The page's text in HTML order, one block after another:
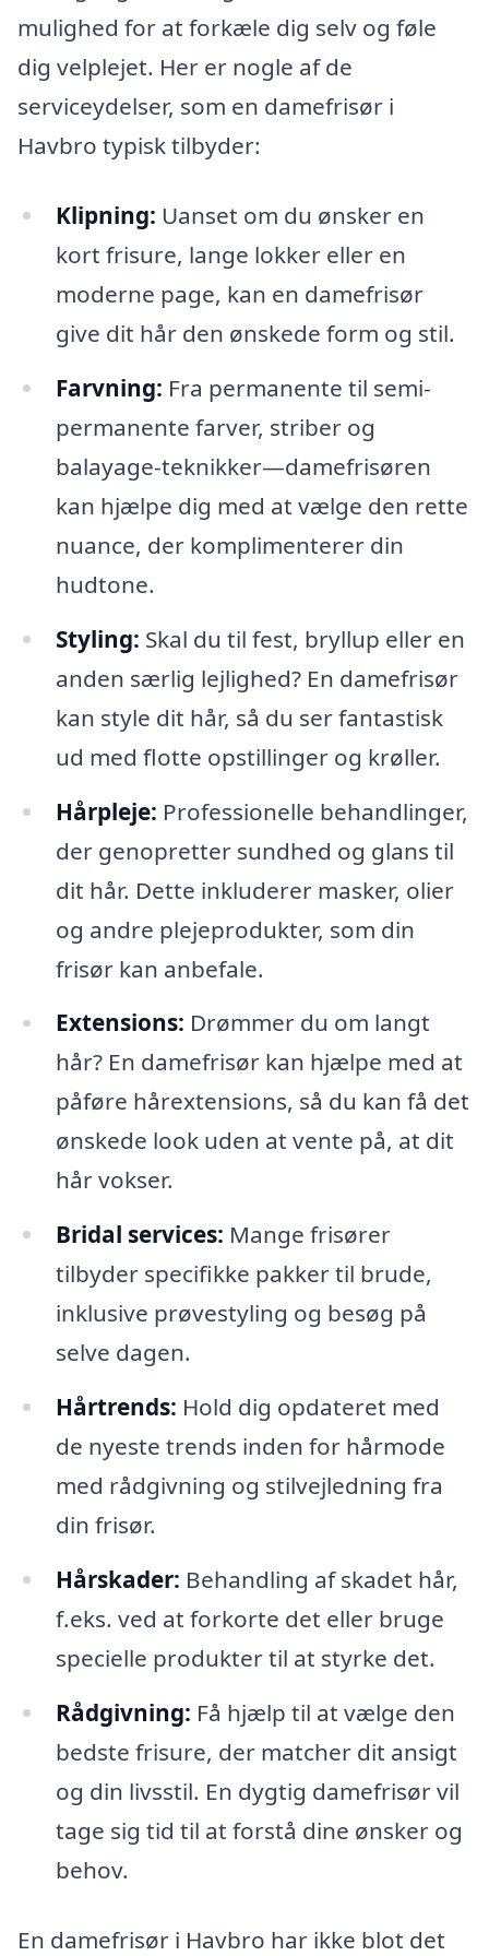
mulighed for at forkæle dig selv og føle
dig velplejet. Her er nogle af de
serviceydelser, som en damefrisør i
Havbro typisk tilbyder:
Klipning: Uanset om du ønsker en
kort frisure, lange lokker eller en
moderne page, kan en damefrisør
give dit hår den ønskede form og stil.
Farvning: Fra permanente til semi-
permanente farver, striber og
balayage-teknikker—damefrisøren
kan hjælpe dig med at vælge den rette
nuance, der komplimenterer din
hudtone.
Styling: Skal du til fest, bryllup eller en
anden særlig lejlighed? En damefrisør
kan style dit hår, så du ser fantastisk
ud med flotte opstillinger og krøller.
Hårpleje: Professionelle behandlinger,
der genopretter sundhed og glans til
dit hår. Dette inkluderer masker, olier
og andre plejeprodukter, som din
frisør kan anbefale.
Extensions: Drømmer du om langt
hår? En damefrisør kan hjælpe med at
påføre hårextensions, så du kan få det
ønskede look uden at vente på, at dit
hår vokser.
Bridal services: Mange frisører
tilbyder specifikke pakker til brude,
inklusive prøvestyling og besøg på
selve dagen.
Hårtrends: Hold dig opdateret med
de nyeste trends inden for hårmode
med rådgivning og stilvejledning fra
din frisør.
Hårskader: Behandling af skadet hår,
f.eks. ved at forkorte det eller bruge
specielle produkter til at styrke det.
Rådgivning: Få hjælp til at vælge den
bedste frisure, der matcher dit ansigt
og din livsstil. En dygtig damefrisør vil
tage sig tid til at forstå dine ønsker og
behov.
En damefrisør i Havbro har ikke blot det